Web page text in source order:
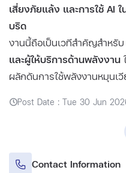
เสี่ยงภัยแล้ง และการใช้ AI
บริด
งานนี้ถือเป็นเวทีสำคัญสำหรับ
และผู้ให้บริการด้านพลังงาน
ผลักดันการใช้พลังงานหมุนเ
Post Date : Tue 30 Jun
Contact Information